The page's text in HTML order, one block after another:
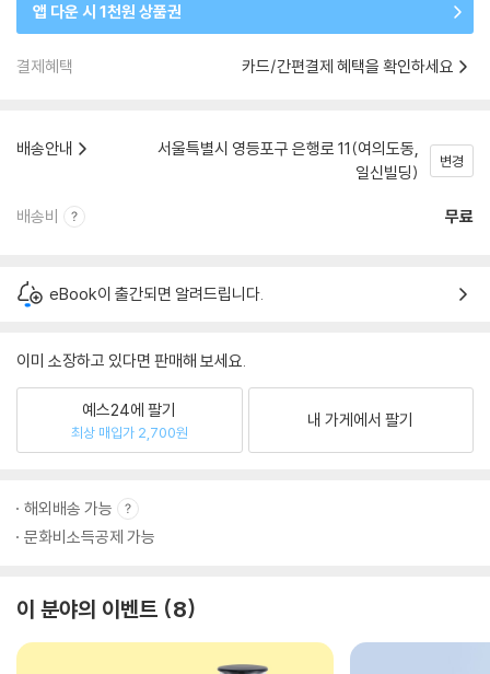
앱 다운 시 1천원 상품권
결제혜택 카드/간편결제 혜택을 확인하세요
배송안내
서울특별시 영등포구 은행로 11(여의도동,
일신빌딩)
변경
배송비 무료
eBook이 출간되면 알려드립니다.
이미 소장하고 있다면 판매해 보세요.
예스24에 팔기
최상 매입가 2,700원
내 가게에서 팔기
해외배송 가능
문화비소득공제 가능
이 분야의 이벤트 8